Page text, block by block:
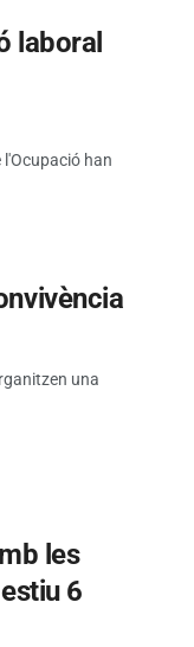
laboral
l'Ocupació han
una
les
6